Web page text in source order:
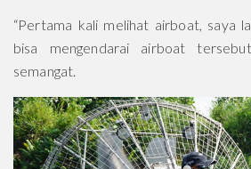
“Pertama kali melihat airboat, saya
bisa mengendarai airboat
semangat.